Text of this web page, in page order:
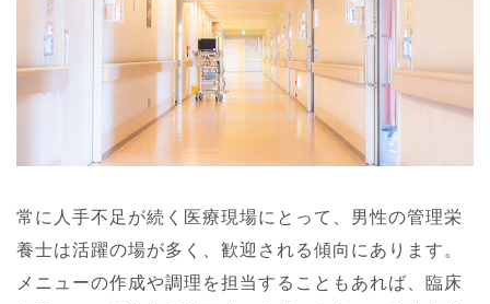
常に人手不足が続く医療現場にとって、男性の管理栄
養士は活躍の場が多く、歓迎される傾向にあります。
メニューの作成や調理を担当することもあれば、臨床